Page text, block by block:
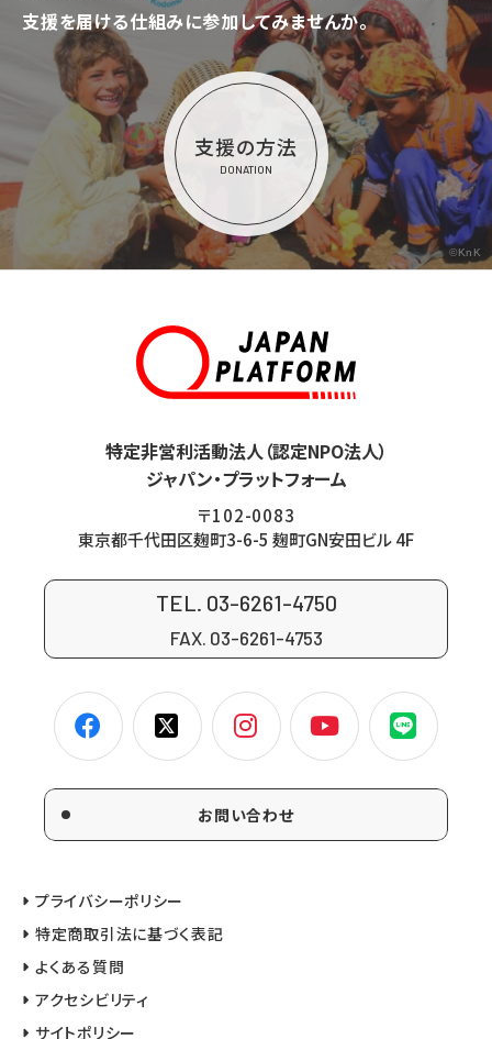
支援を届ける仕組みに参加してみませんか。
支援の方法
DONATION
©KnK
特定非営利活動法人（認定NPO法人）
ジャパン・プラットフォーム
〒102-0083
東京都千代田区麹町3-6-5 麹町GN安田ビル 4F
TEL. 03-6261-4750
FAX. 03-6261-4753
お問い合わせ
プライバシーポリシー
特定商取引法に基づく表記
よくある質問
アクセシビリティ
サイトポリシー